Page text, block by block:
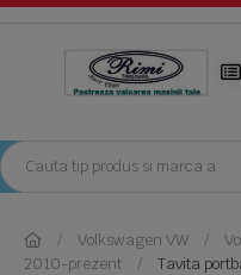
Volkswagen VW
2010-prezent
Tavita